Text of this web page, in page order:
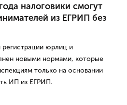
налоговики смогут
из ЕГРИП без
регистрации юрлиц и
новыми нормами, которые
только на основании
ИП из ЕГРИП.